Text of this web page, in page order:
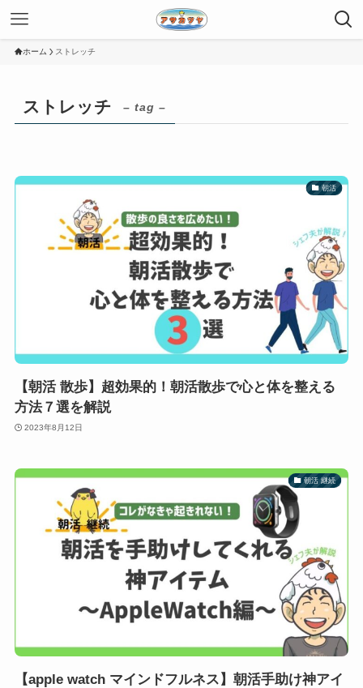
ホーム ストレッチ
ストレッチ – tag –
朝活
【朝活 散歩】超効果的！朝活散歩で心と体を整える
方法７選を解説
2023年8月12日
朝活 継続
【apple watch マインドフルネス】朝活手助け神アイ